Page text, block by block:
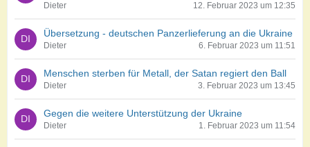
Dieter 12. Februar 2023 um 12:35
Übersetzung - deutschen Panzerlieferung an die Ukraine
Dieter 6. Februar 2023 um 11:51
Menschen sterben für Metall, der Satan regiert den Ball
Dieter 3. Februar 2023 um 13:45
Gegen die weitere Unterstützung der Ukraine
Dieter 1. Februar 2023 um 11:54